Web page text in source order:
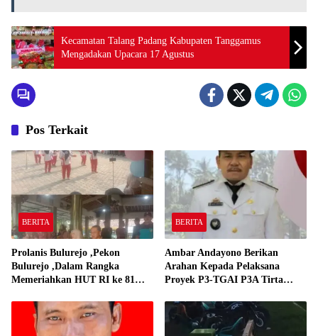
Kecamatan Talang Padang Kabupaten Tanggamus
Mengadakan Upacara 17 Agustus
Pos Terkait
BERITA
Prolanis Bulurejo ,Pekon
Bulurejo ,Dalam Rangka
Memeriahkan HUT RI ke 81
BERITA
Ambar Andayono Berikan
Arahan Kepada Pelaksana
Proyek P3-TGAI P3A Tirta